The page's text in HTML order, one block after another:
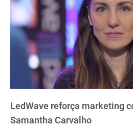
LedWave reforça marketing
Samantha Carvalho